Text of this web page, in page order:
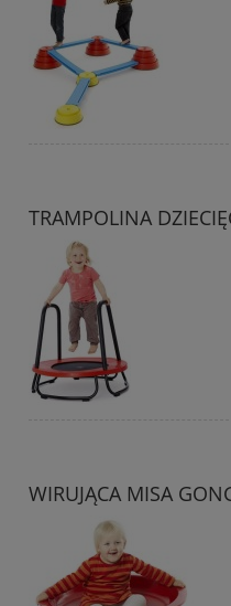
TRAMPOLINA
WIRUJĄCA MISA